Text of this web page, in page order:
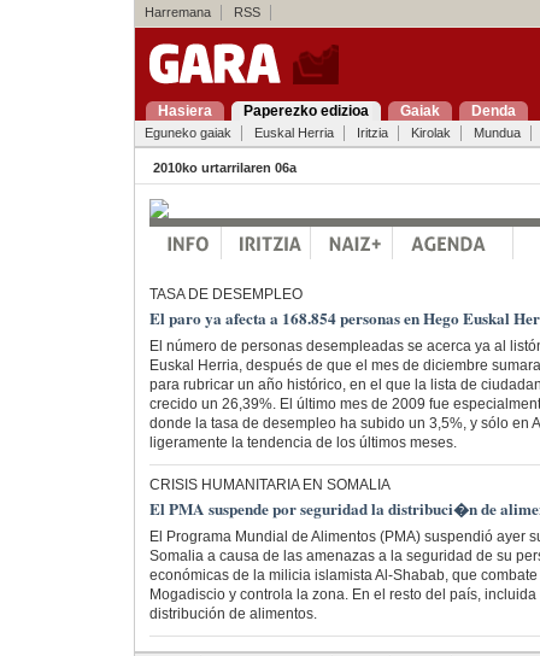
Harremana RSS
Hasiera Paperezko edizioa Gaiak Denda
Eguneko gaiak Euskal Herria Iritzia Kirolak Mundua
2010ko urtarrilaren 06a
TASA DE DESEMPLEO
El paro ya afecta a 168.854 personas en Hego Euskal
El número de personas desempleadas se acerca ya al
Euskal Herria, después de que el mes de diciembre
para rubricar un año histórico, en el que la lista de
crecido un 26,39%. El último mes de 2009 fue
donde la tasa de desempleo ha subido un 3,5%, y sólo en
ligeramente la tendencia de los últimos meses.
CRISIS HUMANITARIA EN SOMALIA
El PMA suspende por seguridad la distribuci�n de
El Programa Mundial de Alimentos (PMA) suspendió ayer
Somalia a causa de las amenazas a la seguridad de su
económicas de la milicia islamista Al-Shabab, que
Mogadiscio y controla la zona. En el resto del país,
distribución de alimentos.